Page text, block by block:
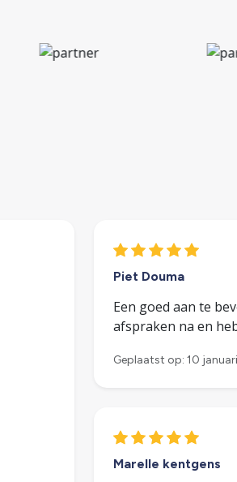
Piet Douma
Een goed aan te
afspraken na en
Geplaatst op: 10
Marelle kentgens